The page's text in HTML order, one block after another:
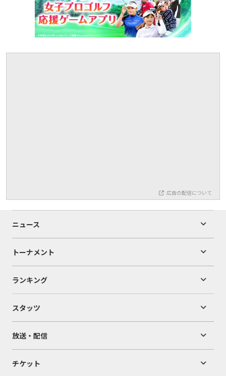
広告の配信について
ニュース
トーナメント
ランキング
スタッツ
放送・配信
チケット